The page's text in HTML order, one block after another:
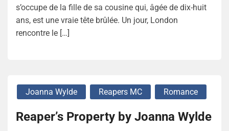
s’occupe de la fille de sa cousine qui, âgée de dix-huit
ans, est une vraie tête brûlée. Un jour, London
rencontre le […]
Joanna Wylde Reapers MC Romance
Reaper’s Property by Joanna Wylde